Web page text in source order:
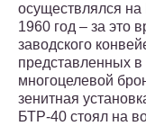
осуществлялся на
1960 год – за это
заводского
представленных
многоцелевой
зенитная
БТР-40 стоял на